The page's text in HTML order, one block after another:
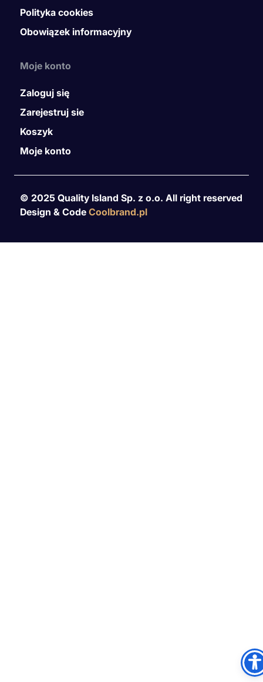
Polityka cookies
Obowiązek informacyjny
Moje konto
Zaloguj się
Zarejestruj sie
Koszyk
Moje konto
© 2025 Quality Island Sp. z o.o. All right reserved
Design & Code Coolbrand.pl